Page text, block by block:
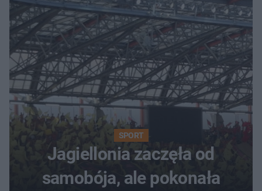
SPORT
Jagiellonia zaczęła od
samobója, ale pokonała